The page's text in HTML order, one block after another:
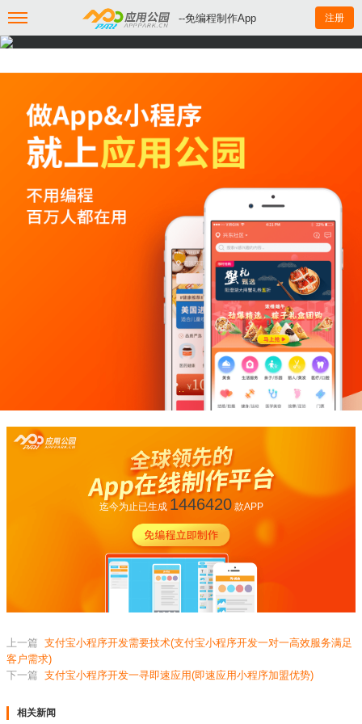
--免编程制作App 注册
迄今为止已生成 1446420款APP
上一篇 支付宝小程序开发需要技术(支付宝小程序开发一对一高效服务满足
客户需求)
下一篇 支付宝小程序开发一寻即速应用(即速应用小程序加盟优势)
相关新闻